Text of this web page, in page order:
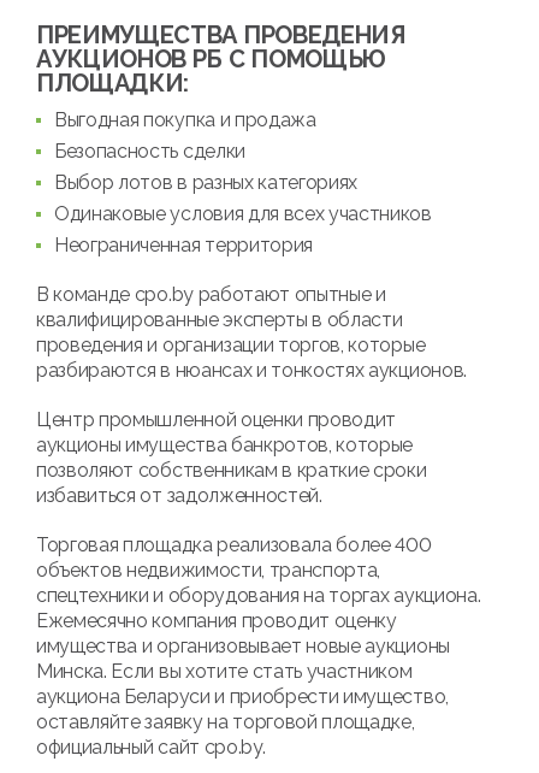
ПРЕИМУЩЕСТВА ПРОВЕДЕНИЯ
АУКЦИОНОВ РБ С ПОМОЩЬЮ
ПЛОЩАДКИ:
Выгодная покупка и продажа
Безопасность сделки
Выбор лотов в разных категориях
Одинаковые условия для всех участников
Неограниченная территория
В команде cpo.by работают опытные и
квалифицированные эксперты в области
проведения и организации торгов, которые
разбираются в нюансах и тонкостях аукционов.
Центр промышленной оценки проводит
аукционы имущества банкротов, которые
позволяют собственникам в краткие сроки
избавиться от задолженностей.
Торговая площадка реализовала более 400
объектов недвижимости, транспорта,
спецтехники и оборудования на торгах аукциона.
Ежемесячно компания проводит оценку
имущества и организовывает новые аукционы
Минска. Если вы хотите стать участником
аукциона Беларуси и приобрести имущество,
оставляйте заявку на торговой площадке,
официальный сайт cpo.by.